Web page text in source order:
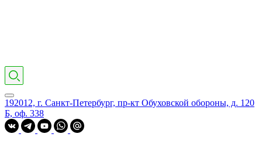
192012, г. Санкт-Петербург, пр-кт Обуховской обороны, д. 120
Б, оф. 338